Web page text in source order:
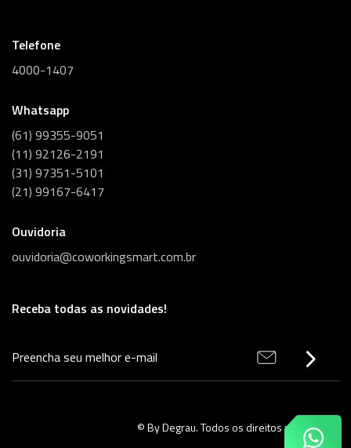
Telefone
4000-1407
Whatsapp
(61) 99355-9051
(11) 92126-2191
(31) 97351-5101
(21) 99167-6417
Ouvidoria
ouvidoria@coworkingsmart.com.br
Receba todas as novidades!
© ByDegrau. Todos os direitos reservados